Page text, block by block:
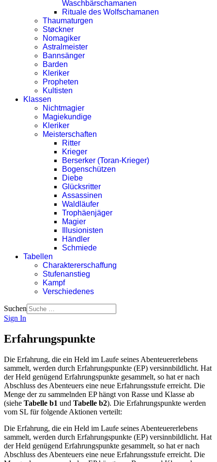
Waschbärschamanen
Rituale des Wolfschamanen
Thaumaturgen
Støckner
Nomagiker
Astralmeister
Bannsänger
Barden
Kleriker
Propheten
Kultisten
Klassen
Nichtmagier
Magiekundige
Kleriker
Meisterschaften
Ritter
Krieger
Berserker (Toran-Krieger)
Bogenschützen
Diebe
Glücksritter
Assassinen
Waldläufer
Trophäenjäger
Magier
Illusionisten
Händler
Schmiede
Tabellen
Charaktererschaffung
Stufenanstieg
Kampf
Verschiedenes
Suchen
Sign In
Erfahrungspunkte
Die Erfahrung, die ein Held im Laufe seines Abenteuererlebens
sammelt, werden durch Erfahrungspunkte (EP) versinnbildlicht. Hat
der Held genügend Erfahrungspunkte gesammelt, so hat er nach
Abschluss des Abenteuers eine neue Erfahrungsstufe erreicht. Die
Menge der zu sammelnden EP hängt von Rasse und Klasse ab
(siehe Tabelle b1 und Tabelle b2). Die Erfahrungspunkte werden
vom SL für folgende Aktionen verteilt:
Die Erfahrung, die ein Held im Laufe seines Abenteuererlebens
sammelt, werden durch Erfahrungspunkte (EP) versinnbildlicht. Hat
der Held genügend Erfahrungspunkte gesammelt, so hat er nach
Abschluss des Abenteuers eine neue Erfahrungsstufe erreicht. Die